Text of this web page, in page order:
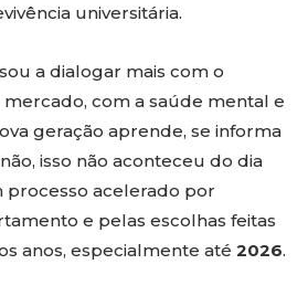
universitária.
a dialogar mais com o
com a saúde mental e
geração aprende, se informa
isso não aconteceu do dia
processo acelerado por
e pelas escolhas feitas
anos, especialmente até 2026.